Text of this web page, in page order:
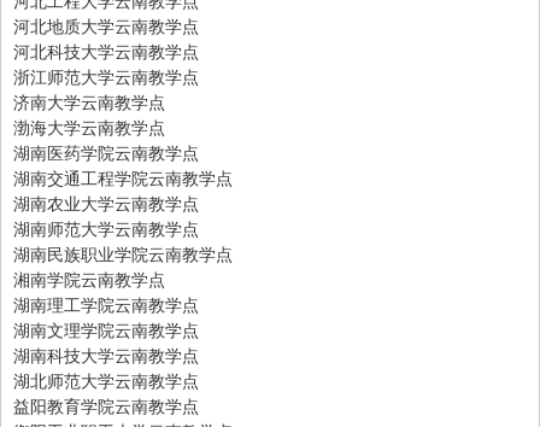
河北地质大学云南教学点
河北科技大学云南教学点
浙江师范大学云南教学点
济南大学云南教学点
渤海大学云南教学点
湖南医药学院云南教学点
湖南交通工程学院云南教学点
湖南农业大学云南教学点
湖南师范大学云南教学点
湖南民族职业学院云南教学点
湘南学院云南教学点
湖南理工学院云南教学点
湖南文理学院云南教学点
湖南科技大学云南教学点
湖北师范大学云南教学点
益阳教育学院云南教学点